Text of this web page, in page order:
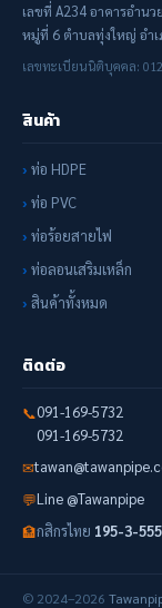
เลขที่ A234 อาคารอำน
หมู่ที่ 6 ตำบลทุ่งใหญ่ อำ
เลขทะเบียนนิติบุคคล:
สินค้า
ท่อ HDPE
ท่อ PVC
ท่อร้อยสายไฟ
ท่อลอนเสริมเหล็ก
สินค้าทั้งหมด
ติดต่อ
📞091-169-5732
091-169-5732
✉
💬Line @Tawanpipe
🏦กสิกรไทย 195-3-
© 2024–2026